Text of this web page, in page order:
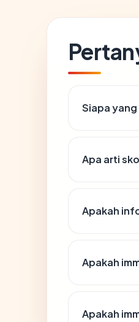
Siapa
Apa arti
Apakah
Apakah
Apakah